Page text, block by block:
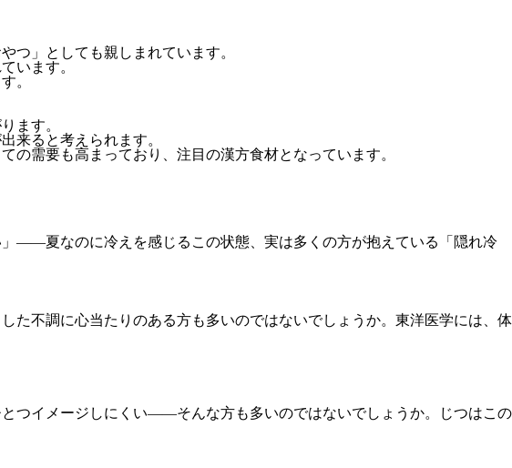
つ」としても親しまれています。
います。
。
ます。
来ると考えられます。
需要も高まっており、注目の漢方食材となっています。
――夏なのに冷えを感じるこの状態、実は多くの方が抱えている「隠れ冷
不調に心当たりのある方も多いのではないでしょうか。東洋医学には、体
つイメージしにくい――そんな方も多いのではないでしょうか。じつはこの